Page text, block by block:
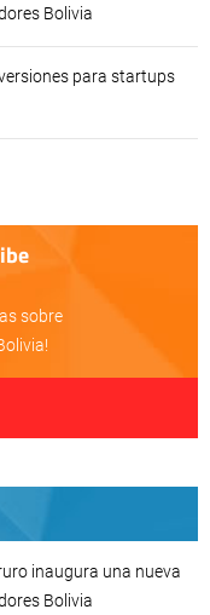
Bolivia
para startups
sobre
inaugura una nueva
Bolivia